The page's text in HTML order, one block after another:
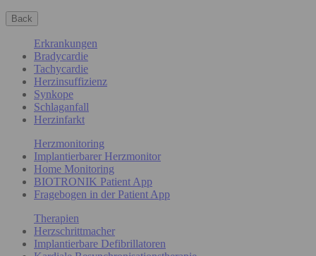
Back
Erkrankungen
Bradycardie
Tachycardie
Herzinsuffizienz
Synkope
Schlaganfall
Herzinfarkt
Herzmonitoring
Implantierbarer Herzmonitor
Home Monitoring
BIOTRONIK Patient App
Fragebogen in der Patient App
Therapien
Herzschrittmacher
Implantierbare Defibrillatoren